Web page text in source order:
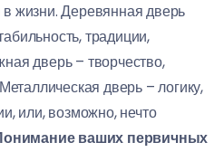
жизни. Деревянная дверь
традиции,
дверь – творчество,
дверь – логику,
или, возможно, нечто
ваших первичных